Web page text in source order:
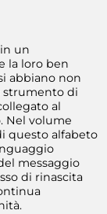
un
la loro ben
abbiano non
strumento di
al
Nel volume
questo alfabeto
messaggio
di rinascita